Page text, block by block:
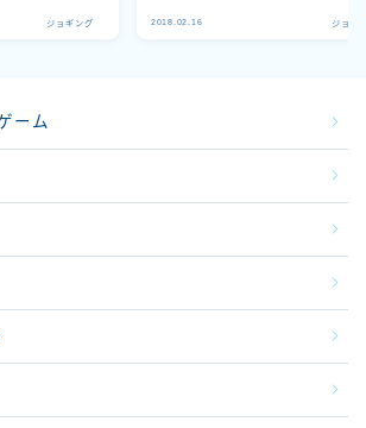
ジョギング 2018.02.16 ジョギ
ーム